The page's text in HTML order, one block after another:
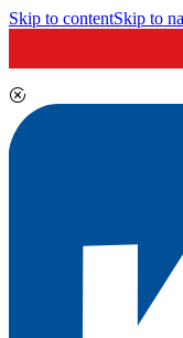
Skip to contentSkip to